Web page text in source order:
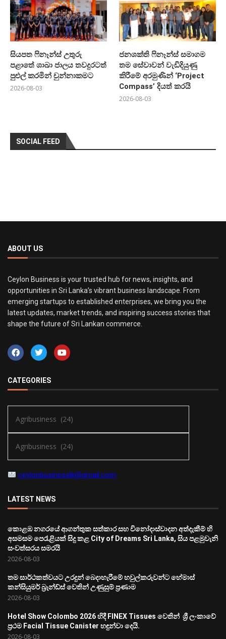
සියපත ෆිනෑන්ස් උතුරු
පළාතේ ශාඛා ජාලය තවදුරටත්
පුළුල් කරමින් චුන්නාකමට
2026-08-03
ජනශක්ති ෆිනෑන්ස් සමාගම
තම සේවාවන් වැඩිදියුණු
කිරීමේ අරමුණින් ‘Project
Compass’ දියත් කරයි
2026-08-03
SOCIAL FEED
ABOUT US
Ceylon Business is your trusted hub for news, insights, and
opportunities in Sri Lanka’s vibrant business landscape. From
emerging startups to established enterprises, we bring you the
latest updates, market trends, and inspiring success stories that
shape the future of Sri Lankan commerce.
CATEGORIES
ceylonbusinesslk@gmail.com
LATEST NEWS
කොළඹ නගරයේ ආගන්තුක සත්කාර සහ විනෝදාස්වාදන අත්දැකීම් හි
අසමසම පෙරැළියක් සිදු කළ City of Dreams Sri Lanka, සිය පළමුවැනි
සංවත්සරය සමරයි
2026-08-03
තම සාර්ථකත්වයට උරදුන් බෙදාහැරීමේ හවුල්කරුවන්ට හේමාස්
කන්සියුමර් බ්‍රෑන්ඩ්ස් වෙතින් උණුසුම් ප්‍රණාම
2026-08-03
Hotel Show Colombo 2026 හිදී FINEX Tissues වෙතින් ශ්‍රී ලංකාවේ
ප්‍රථම Facial Tissue Canister හඳුන්වා දෙයි.
2026-08-03